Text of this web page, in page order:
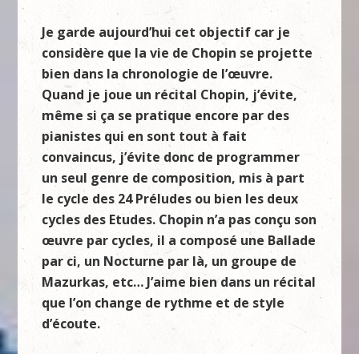
Je garde aujourd’hui cet objectif car je
considère que la vie de Chopin se projette
bien dans la chronologie de l’œuvre.
Quand je joue un récital Chopin, j’évite,
même siça se pratique encore par des
pianistes qui en sont tout à fait
convaincus, j’évite donc de programmer
un seul genre de composition, mis à part
le cycle des 24 Préludes ou bien les deux
cycles des Etudes. Chopin n’a pas conçu son
œuvre par cycles, il a composé une Ballade
par ci, un Nocturne par là, un groupe de
Mazurkas, etc… J’aime bien dans un récital
que l’on change de rythme et de style
d’écoute.